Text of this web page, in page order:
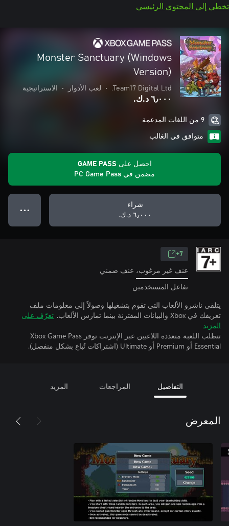
تخطي إلى المحتوى الرئيسي
Monster Sanctuary (Windows
Version)
Team17 Digital Ltd.
• لعب الأدوار • الاستراتيجية
٦٫٠٠٠ د.ك.‏
9 من اللغات المدعمة
متوافق في الغالب
احصل على GAME PASS
مضمن في PC Game Pass
شراء
٦٫٠٠٠ د.ك.‏
● ● ●
7+
عنف غير مرغوب، عنف ضمني
تفاعل المستخدمين
يتلقى ناشرو الألعاب التي تقوم بتشغيلها وصولاً إلى معلومات ملف
تعريفك في Xbox والبيانات المقترنة بينما تمارس الألعاب.
تعرّف على
المزيد
تتطلب اللعبة متعددة اللاعبين عبر الإنترنت توفر Xbox Game Pass
Essential أو Premium أو Ultimate (اشتراكات تُباع بشكل منفصل).
التفاصيل المراجعات المزيد
المعرض